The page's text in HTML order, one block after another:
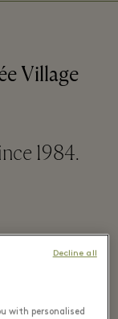
Village
1984.
with personalised
Decline all